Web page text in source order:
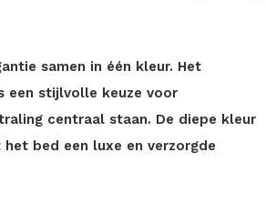
samen in één kleur. Het
een stijlvolle keuze voor
centraal staan. De diepe kleur
bed een luxe en verzorgde